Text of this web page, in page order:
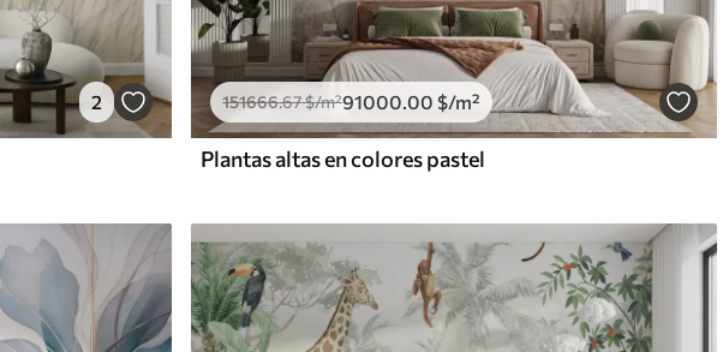
2 151666.67$/m²91000.00 $/m²
Plantas altas en colores pastel